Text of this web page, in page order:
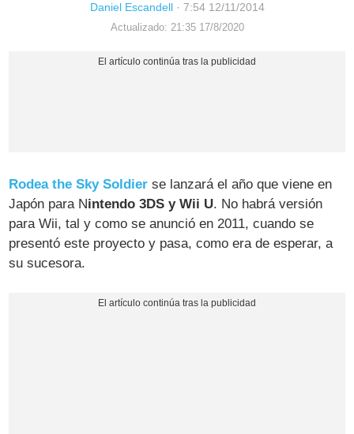
Daniel Escandell· 7:54 12/11/2014
Actualizado: 21:35 17/8/2020
Rodea the Sky Soldier se lanzará el año que viene en
Japón para Nintendo 3DS y Wii U. No habrá versión
para Wii, tal y como se anunció en 2011, cuando se
presentó este proyecto y pasa, como era de esperar, a
su sucesora.